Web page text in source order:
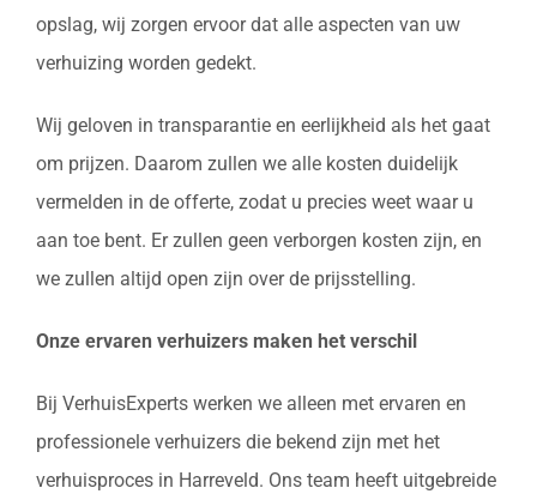
opslag, wij zorgen ervoor dat alle aspecten van uw
verhuizing worden gedekt.
Wij geloven in transparantie en eerlijkheid als het gaat
om prijzen. Daarom zullen we alle kosten duidelijk
vermelden in de offerte, zodat u precies weet waar u
aan toe bent. Er zullen geen verborgen kosten zijn, en
we zullen altijd open zijn over de prijsstelling.
Onze ervaren verhuizers maken het verschil
Bij VerhuisExperts werken we alleen met ervaren en
professionele verhuizers die bekend zijn met het
verhuisproces in Harreveld. Ons team heeft uitgebreide